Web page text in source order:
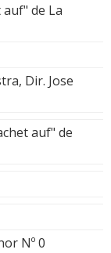
de La
Dir. Jose
auf" de
Nº 0